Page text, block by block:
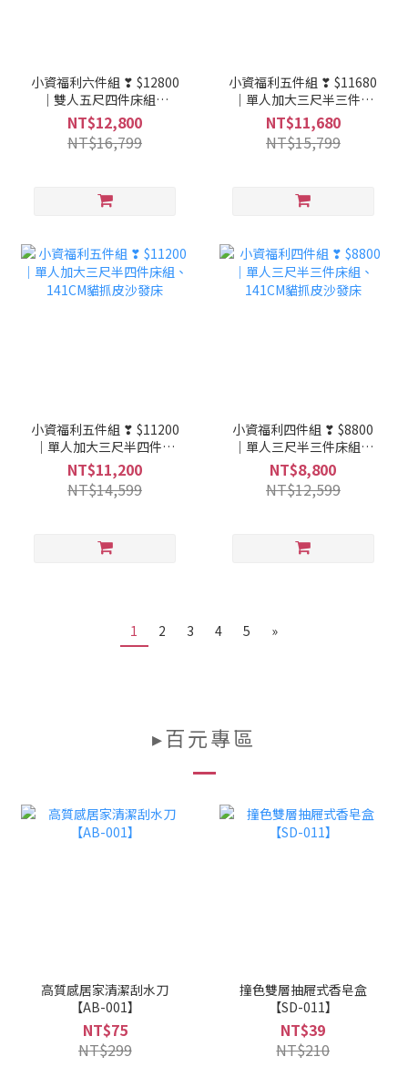
小資福利六件組 ❣ $12800
｜雙人五尺四件床組、
141CM貓抓皮沙發床、衣
櫃
NT$12,800
NT$16,799
小資福利五件組 ❣ $11680
｜單人加大三尺半三件床
組、141CM貓抓皮沙發
床、衣櫃
NT$11,680
NT$15,799
小資福利五件組 ❣ $11200
｜單人加大三尺半四件床
組、141CM貓抓皮沙發床
NT$11,200
NT$14,599
小資福利四件組 ❣ $8800
｜單人三尺半三件床組、
141CM貓抓皮沙發床
NT$8,800
NT$12,599
1 2 3 4 5 »
▸百元專區
高質感居家清潔刮水刀
【AB-001】
NT$75
NT$299
撞色雙層抽屜式香皂盒
【SD-011】
NT$39
NT$210